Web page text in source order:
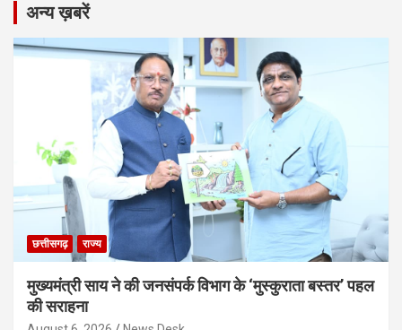
अन्य ख़बरें
छत्तीसगढ़ राज्य
मुख्यमंत्री साय ने की जनसंपर्क विभाग के ‘मुस्कुराता बस्तर’ पहल
की सराहना